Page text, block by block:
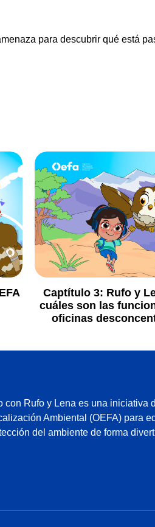
para descubrir qué está
Captítulo 3: Rufo y
cuáles son las
oficinas
con Rufo y Lena es una iniciativa
Ambiental (OEFA) para
del ambiente de forma